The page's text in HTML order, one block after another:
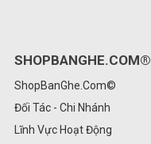
SHOPBANGHE.COM®
ShopBanGhe.Com©
Đối Tác - Chi Nhánh
Lĩnh Vực Hoạt Động